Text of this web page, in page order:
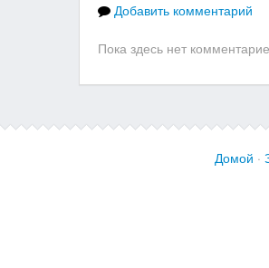
Добавить комментарий
Пока здесь нет
Домой ·